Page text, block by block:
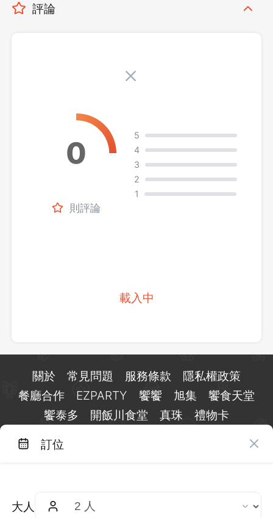
評論
則評論
5
4
3
2
1
載入中
訂位
大人
關於 常見問題 服務條款
隱私權政策
餐廳合作
EZPARTY 饗饗 旭集
饗食天堂
饗泰多
開飯川食堂 真珠 禮物卡
週一至週日 10:00 至 18:00（國定假日除外）